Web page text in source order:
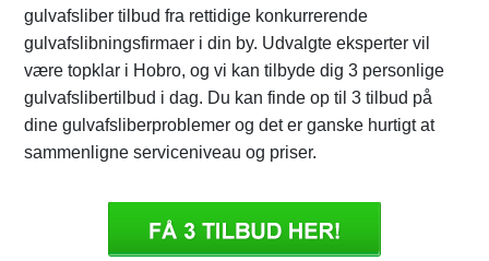
gulvafsliber tilbud fra rettidige konkurrerende
gulvafslibningsfirmaer i din by. Udvalgte eksperter vil
være topklar i Hobro, og vi kan tilbyde dig 3 personlige
gulvafslibertilbud i dag. Du kan finde op til 3 tilbud på
dine gulvafsliberproblemer og det er ganske hurtigt at
sammenligne serviceniveau og priser.